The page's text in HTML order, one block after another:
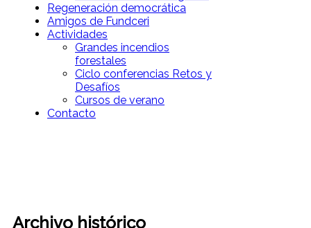
Regeneración democrática
Amigos de Fundceri
Actividades
Grandes incendios
forestales
Ciclo conferencias Retos y
Desafíos
Cursos de verano
Contacto
Archivo histórico